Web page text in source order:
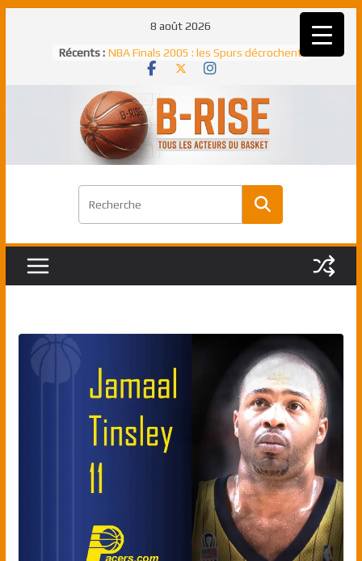
8 août 2026
Récents : NBA Finals 2005 : les Spurs décrochent
un troisième titre NBA, la rude bataille
NBA Finals 2021 : les Bucks et Giannis
Antetokounmpo triomphent, le Greek
Freek élu MVP
Shai Gilgeous-Alexander : son premier
match à plus de 40 points en NBA, le
Pau Gasol dans l’histoire en 2002 :
premier européen sacré Rookie de
Rudy Gobert, deuxième Français élu